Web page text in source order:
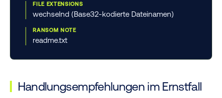
FILE EXTENSIONS
wechselnd (Base32-kodierte Dateinamen)
RANSOM NOTE
readme.txt
Handlungsempfehlungen im Ernstfall